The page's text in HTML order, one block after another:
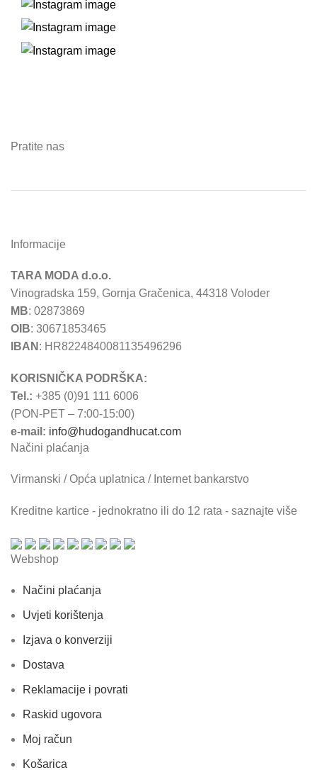
Pratite nas
Informacije
TARA MODA d.o.o.
Vinogradska 159, Gornja Gračenica, 44318 Voloder
MB: 02873869
OIB: 30671853465
IBAN : HR8224840081135496296
KORISNIČKA PODRŠKA:
Tel.: +385 (0)91 111 6006
(PON-PET – 7:00-15:00)
e-mail: info@hudogandhucat.com
Načini plaćanja
Virmanski / Opća uplatnica / Internet bankarstvo
Kreditne kartice - jednokratno ili do 12 rata - saznajte više
Webshop
Načini plaćanja
Uvjeti korištenja
Izjava o konverziji
Dostava
Reklamacije i povrati
Raskid ugovora
Moj račun
Košarica